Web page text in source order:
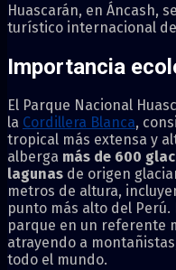
Huascarán, en Áncash,
turístico internacional
Importancia
El Parque Nacional
la Cordillera Blanca,
tropical más extensa y
alberga más de 600
lagunas de origen
metros de altura,
punto más alto del
parque en un referente
atrayendo a
todo el mundo.